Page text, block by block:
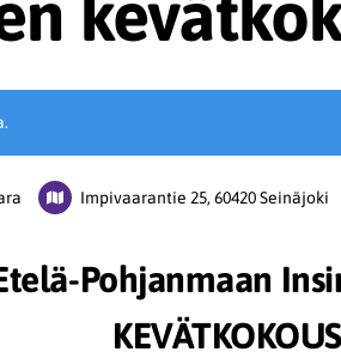
Impivaarantie 25, 60420 Seinäjoki
Pohjanmaan
KEVÄTKOKOUS